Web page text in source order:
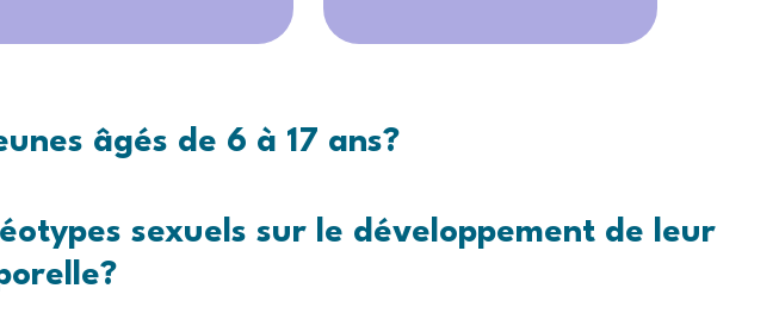
âgés de 6 à 17 ans?
sexuels sur le développement de leur